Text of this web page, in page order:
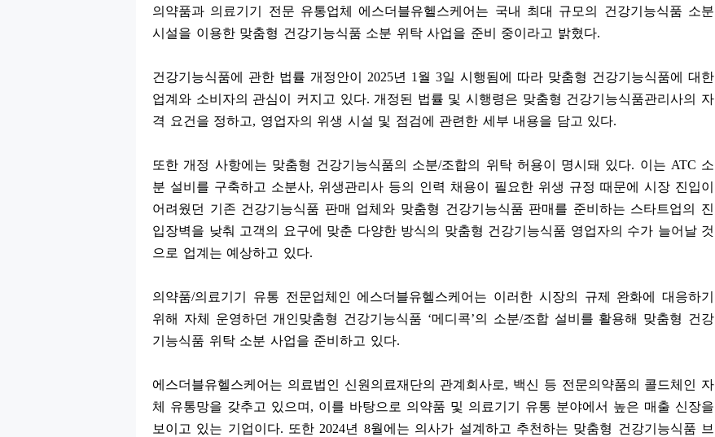
의약품과 의료기기 전문 유통업체 에스더블유헬스케어는 국내 최대 규모의 건강기능식품 소분
시설을 이용한 맞춤형 건강기능식품 소분 위탁 사업을 준비 중이라고 밝혔다.
건강기능식품에 관한 법률 개정안이 2025년 1 월 3일 시행됨에 따라 맞춤형 건강기능식품에 대한
업계와 소비자의 관심이 커지고 있다.개정된 법률 및 시행령은 맞춤형 건강기능식품관리사의 자
격 요건을 정하고, 영업자의 위생 시설 및 점검에 관련한 세부 내용을 담고 있다.
또한 개정 사항에는 맞춤형 건강기능식품의 소분/조합의 위탁 허용이 명시돼 있다. 이는 ATC 소
분 설비를 구축하고 소분사, 위생관리사 등의 인력 채용이 필요한 위생 규정 때문에 시장 진입이
어려웠던 기존 건강기능식품 판매 업체와 맞춤형 건강기능식품 판매를 준비하는 스타트업의 진
입장벽을 낮춰 고객의 요구에 맞춘 다양한 방식의 맞춤형 건강기능식품 영업자의 수가 늘어날 것
으로 업계는 예상하고 있다.
의약품/의료기기 유통 전문업체인 에스더블유헬스케어는 이러한 시장의 규제 완화에 대응하기
위해 자체 운영하던 개인맞춤형 건강기능식품 ‘메디콕’의 소분/조합 설비를 활용해 맞춤형 건강
기능식품 위탁 소분 사업을 준비하고 있다.
에스더블유헬스케어는 의료법인 신원의료재단의 관계회사로, 백신 등 전문의약품의 콜드체인 자
체 유통망을 갖추고 있으며 , 이를 바탕으로 의약품 및 의료기기 유통 분야에서 높은 매출 신장을
보이고 있는 기업이다. 또한 2024년 8월에는 의사가 설계하고 추천하는 맞춤형 건강기능식품 브